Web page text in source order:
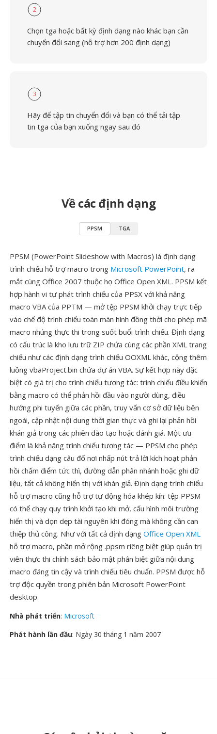
2
Chọn tga hoặc bất kỳ định dạng nào khác bạn cần
chuyển đổi sang (hỗ trợ hơn 200 định dạng)
3
Hãy để tập tin chuyển đổi và bạn có thể tải tập
tin tga của bạn xuống ngay sau đó
Về các định dạng
PPSM TGA
PPSM (PowerPoint Slideshow with Macros) là định dạng
trình chiếu hỗ trợ macro trong Microsoft PowerPoint, ra
mắt cùng Office 2007 thuộc họ Office Open XML. PPSM kết
hợp hành vi tự phát trình chiếu của PPSX với khả năng
macro VBA của PPTM — mở tệp PPSM khởi chạy trực tiếp
vào chế độ trình chiếu toàn màn hình đồng thời cho phép mã
macro nhúng thực thi trong suốt buổi trình chiếu. Định dạng
có cấu trúc là kho lưu trữ ZIP chứa cùng các phần XML trang
chiếu như các định dạng trình chiếu OOXML khác, cộng thêm
luồng vbaProject.bin chứa dự án VBA. Sự kết hợp này đặc
biệt có giá trị cho trình chiếu tương tác: trình chiếu điều khiển
bằng macro có thể phản hồi đầu vào người dùng, điều
hướng phi tuyến giữa các phần, truy vấn cơ sở dữ liệu bên
ngoài, cập nhật nội dung thời gian thực và ghi lại phản hồi
khán giả trong các phiên đào tạo hoặc đánh giá. Một ưu
điểm là khả năng trình chiếu tương tác — PPSM cho phép
trình chiếu dạng câu đố nơi nhấp nút trả lời kích hoạt phản
hồi chấm điểm tức thì, đường dẫn phân nhánh hoặc ghi dữ
liệu, tất cả không hiển thị với khán giả. Định dạng trình chiếu
hỗ trợ macro cũng hỗ trợ tự động hóa khép kín: tệp PPSM
có thể chạy quy trình khởi tạo khi mở, cấu hình môi trường
hiển thị và dọn dẹp tài nguyên khi đóng mà không cần can
thiệp thủ công. Như với tất cả định dạng Office Open XML
hỗ trợ macro, phần mở rộng .ppsm riêng biệt giúp quản trị
viên thực thi chính sách bảo mật phân biệt giữa nội dung
macro đáng tin cậy và trình chiếu tiêu chuẩn. PPSM được hỗ
trợ độc quyền trong phiên bản Microsoft PowerPoint
desktop.
Nhà phát triển: Microsoft
Phát hành lần đầu: Ngày 30 tháng 1 năm 2007